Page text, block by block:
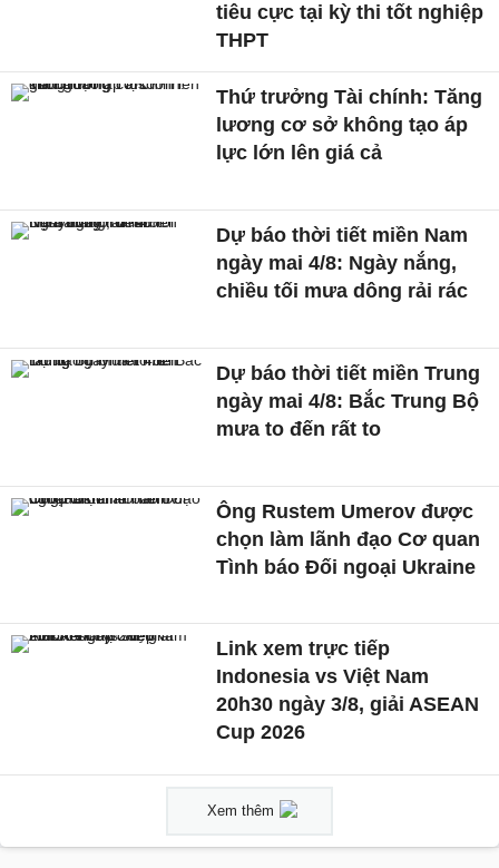
tiêu cực tại kỳ thi tốt nghiệp
THPT
Thứ trưởng Tài chính: Tăng
lương cơ sở không tạo áp
lực lớn lên giá cả
Dự báo thời tiết miền Nam
ngày mai 4/8: Ngày nắng,
chiều tối mưa dông rải rác
Dự báo thời tiết miền Trung
ngày mai 4/8: Bắc Trung Bộ
mưa to đến rất to
Ông Rustem Umerov được
chọn làm lãnh đạo Cơ quan
Tình báo Đối ngoại Ukraine
Link xem trực tiếp
Indonesia vs Việt Nam
20h30 ngày 3/8, giải ASEAN
Cup 2026
Xem thêm